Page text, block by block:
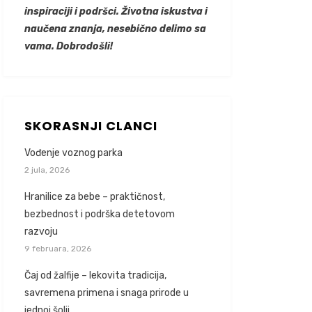
inspiraciji i podršci. Životna iskustva i
naučena znanja, nesebično delimo sa
vama. Dobrodošli!
SKORASNJI CLANCI
Vođenje voznog parka
2 jula, 2026
Hranilice za bebe – praktičnost,
bezbednost i podrška detetovom
razvoju
9 februara, 2026
Čaj od žalfije – lekovita tradicija,
savremena primena i snaga prirode u